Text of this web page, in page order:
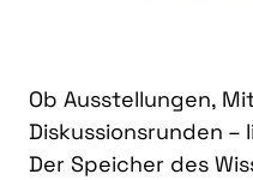
Ob Ausstellungen,
Diskussionsrunden
Der Speicher des